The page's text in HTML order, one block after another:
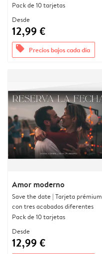
Pack de 10 tarjetas
Desde
12,99 €
offers Precios bajos cada día
Amor moderno
Save the date | Tarjeta prémium
con tres acabados diferentes
Pack de 10 tarjetas
Desde
12,99 €